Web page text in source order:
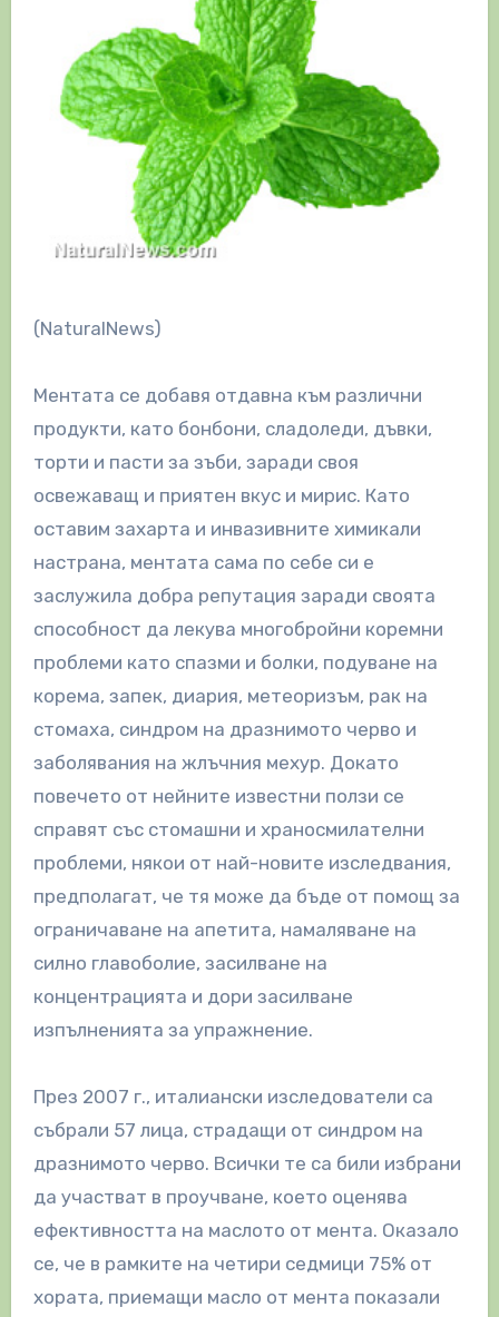
(NaturalNews)
Ментата се добавя отдавна към различни
продукти, като бонбони, сладоледи, дъвки,
торти и пасти за зъби, заради своя
освежаващ и приятен вкус и мирис. Като
оставим захарта и инвазивните химикали
настрана, ментата сама по себе си е
заслужила добра репутация заради своята
способност да лекува многобройни коремни
проблеми като спазми и болки, подуване на
корема, запек, диария, метеоризъм, рак на
стомаха, синдром на дразнимото черво и
заболявания на жлъчния мехур. Докато
повечето от нейните известни ползи се
справят със стомашни и храносмилателни
проблеми, някои от най-новите изследвания,
предполагат, че тя може да бъде от помощ за
ограничаване на апетита, намаляване на
силно главоболие, засилване на
концентрацията и дори засилване
изпълненията за упражнение.
През 2007 г., италиански изследователи са
събрали 57 лица, страдащи от синдром на
дразнимото черво. Всички те са били избрани
да участват в проучване, което оценява
ефективността на маслото от мента. Оказало
се, че в рамките на четири седмици 75% от
хората, приемащи масло от мента показали